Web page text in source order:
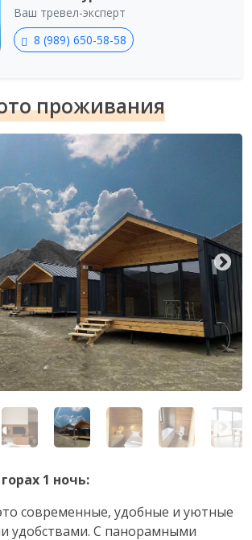
Ваш тревел-эксперт
8 (989) 650-58-58
проживания
1 ночь:
современные, удобные и уютные
удобствами. С панорамными